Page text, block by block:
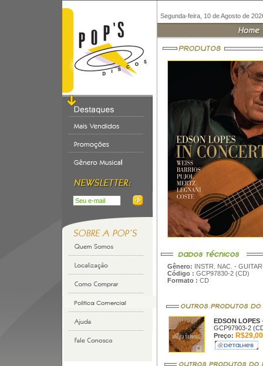
Segunda-feira, 10 de Agosto de
Gênero: INSTR. NAC. -
Código : GCP97830-2 (CD)
Formato : CD
EDSON LOPES
GCP97903-2
Preço: R$29,00